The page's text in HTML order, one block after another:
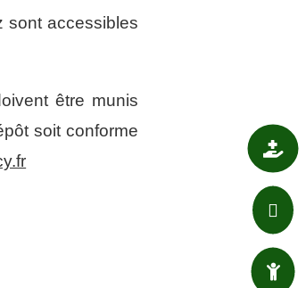



sont accessibles
être munis
soit conforme